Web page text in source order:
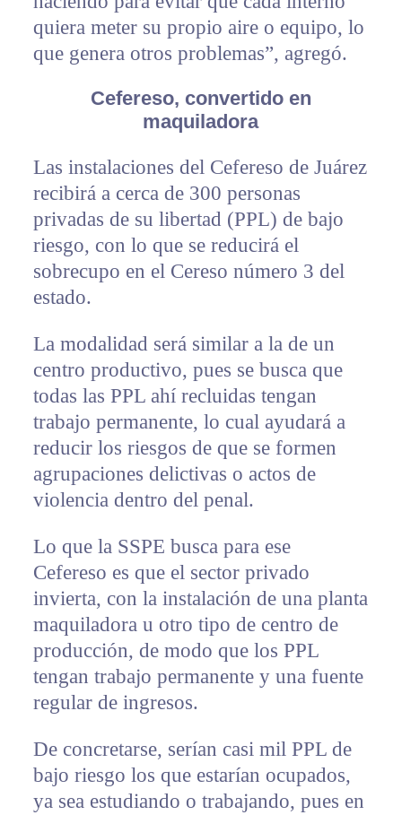
quiera meter su propio aire o equipo, lo
que genera otros problemas”, agregó.
Cefereso, convertido en
maquiladora
Las instalaciones del Cefereso de Juárez
recibirá a cerca de 300 personas
privadas de su libertad (PPL) de bajo
riesgo, con lo que se reducirá el
sobrecupo en el Cereso número 3 del
estado.
La modalidad será similar a la de un
centro productivo, pues se busca que
todas las PPL ahí recluidas tengan
trabajo permanente, lo cual ayudará a
reducir los riesgos de que se formen
agrupaciones delictivas o actos de
violencia dentro del penal.
Lo que la SSPE busca para ese
Cefereso es que el sector privado
invierta, con la instalación de una planta
maquiladora u otro tipo de centro de
producción, de modo que los PPL
tengan trabajo permanente y una fuente
regular de ingresos.
De concretarse, serían casi mil PPL de
bajo riesgo los que estarían ocupados,
ya sea estudiando o trabajando, pues en